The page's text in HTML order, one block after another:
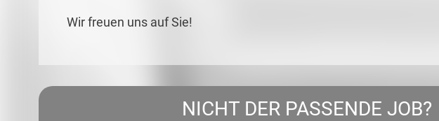
Wir freuen uns auf Sie!
NICHT DER PASSENDE JOB?